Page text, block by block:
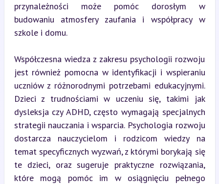
przynależności może pomóc dorosłym w
budowaniu atmosfery zaufania i współpracy w
szkole i domu.
Współczesna wiedza z zakresu psychologii rozwoju
jest również pomocna w identyfikacji i wspieraniu
uczniów z różnorodnymi potrzebami edukacyjnymi.
Dzieci z trudnościami w uczeniu się, takimi jak
dysleksja czy ADHD, często wymagają specjalnych
strategii nauczania i wsparcia. Psychologia rozwoju
dostarcza nauczycielom i rodzicom wiedzy na
temat specyficznych wyzwań, z którymi borykają się
te dzieci, oraz sugeruje praktyczne rozwiązania,
które mogą pomóc im w osiągnięciu pełnego